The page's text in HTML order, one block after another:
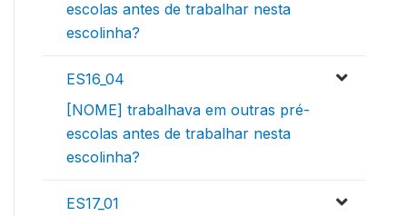
escolas antes de trabalhar nesta
escolinha?
ES16_04
[NOME] trabalhava em outras pré-
escolas antes de trabalhar nesta
escolinha?
ES17_01